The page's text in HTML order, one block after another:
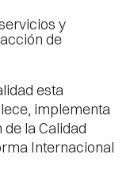
y
de
esta
implementa
la Calidad
Internacional